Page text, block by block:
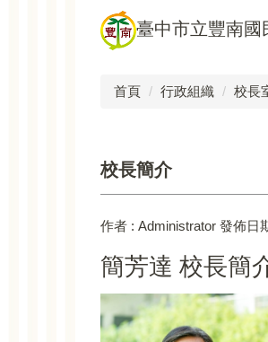
臺中市立豐南國
首頁 行政組織 校長
校長簡介
作者 : Administrator 發佈日
簡芳達 校長簡